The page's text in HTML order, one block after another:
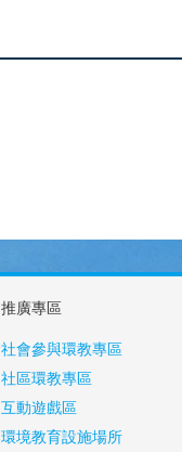
推廣專區
社會參與環教專區
社區環教專區
互動遊戲區
環境教育設施場所